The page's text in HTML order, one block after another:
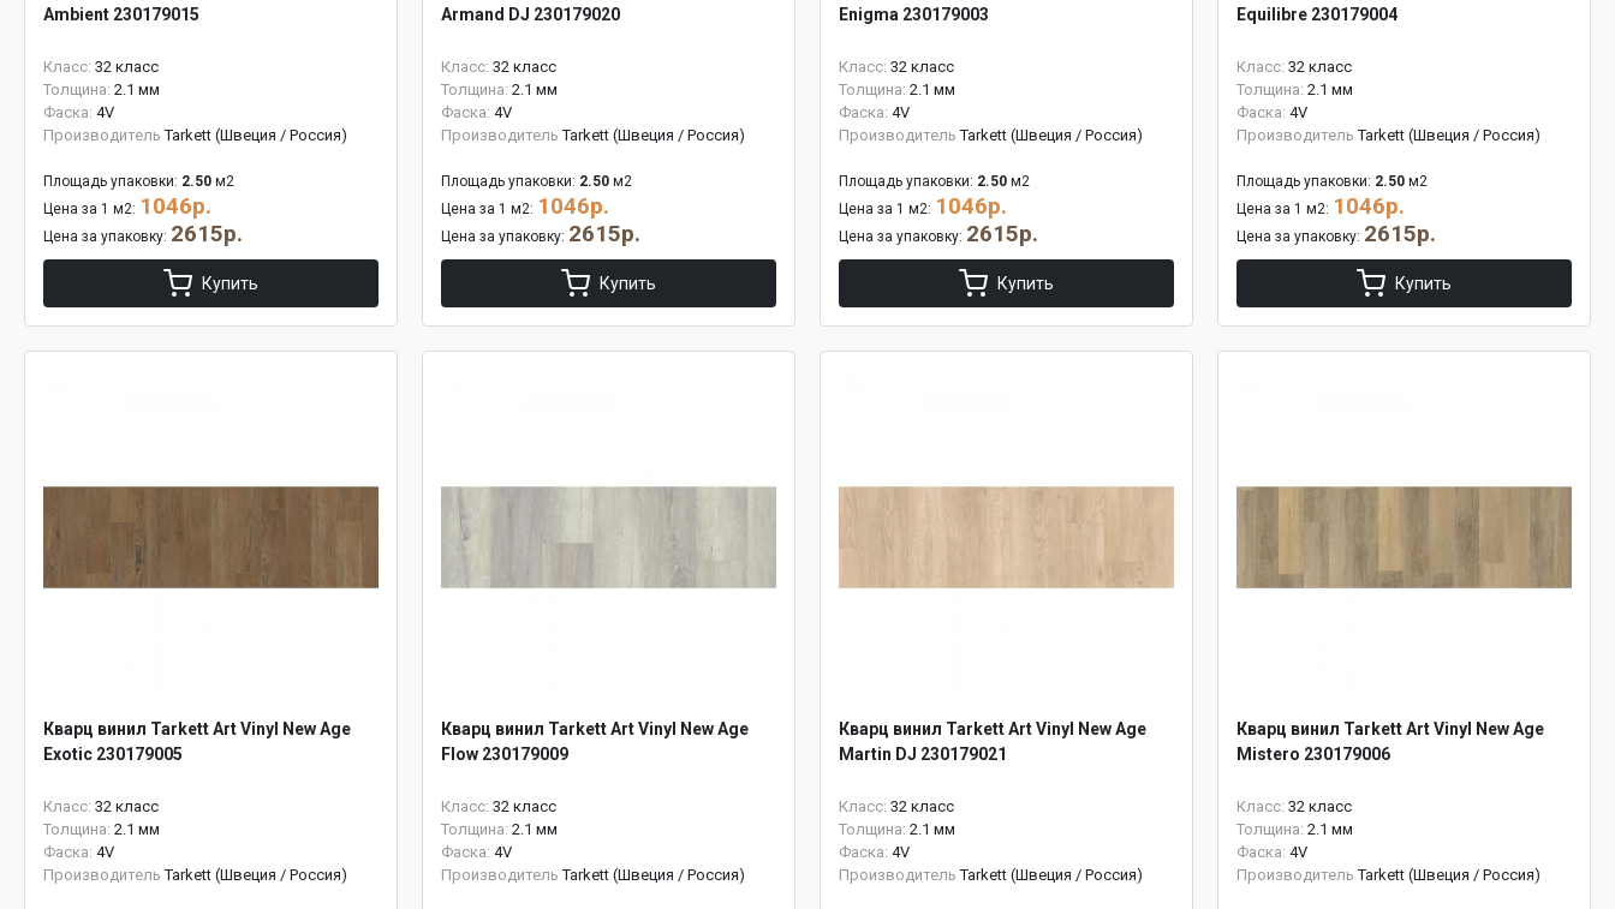
Ambient 230179015
Класс: 32 класс
Толщина: 2.1 мм
Фаска: 4V
Производитель Tarkett (Швеция / Россия)
Площадь упаковки: 2.50 м2
Цена за 1 м2: 1046р.
Цена за упаковку: 2615р.
Купить
Armand DJ 230179020
Класс: 32 класс
Толщина: 2.1 мм
Фаска: 4V
Производитель Tarkett (Швеция / Россия)
Площадь упаковки: 2.50 м2
Цена за 1 м2: 1046р.
Цена за упаковку: 2615р.
Купить
Enigma 230179003
Класс: 32 класс
Толщина: 2.1 мм
Фаска: 4V
Производитель Tarkett (Швеция / Россия)
Площадь упаковки: 2.50 м2
Цена за 1 м2: 1046р.
Цена за упаковку: 2615р.
Купить
Equilibre 230179004
Класс: 32 класс
Толщина: 2.1 мм
Фаска: 4V
Производитель Tarkett (Швеция / Россия)
Площадь упаковки: 2.50 м2
Цена за 1 м2: 1046р.
Цена за упаковку: 2615р.
Купить
Кварц винил Tarkett Art Vinyl New Age
Exotic 230179005
Класс: 32 класс
Толщина: 2.1 мм
Фаска: 4V
Производитель Tarkett (Швеция / Россия)
Кварц винил Tarkett Art Vinyl New Age
Flow 230179009
Класс: 32 класс
Толщина: 2.1 мм
Фаска: 4V
Производитель Tarkett (Швеция / Россия)
Кварц винил Tarkett Art Vinyl New Age
Martin DJ 230179021
Класс: 32 класс
Толщина: 2.1 мм
Фаска: 4V
Производитель Tarkett (Швеция / Россия)
Кварц винил Tarkett Art Vinyl New Age
Mistero 230179006
Класс: 32 класс
Толщина: 2.1 мм
Фаска: 4V
Производитель Tarkett (Швеция / Россия)